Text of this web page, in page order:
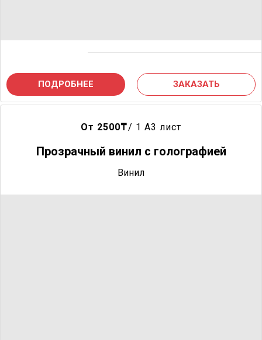
ПОДРОБНЕЕ ЗАКАЗАТЬ
От 2500₸/ 1 A3 лист
Прозрачный винил с голографией
Винил